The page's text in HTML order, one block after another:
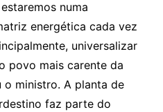
numa
energética cada vez
universalizar
povo mais carente da
o ministro. A planta de
faz parte do